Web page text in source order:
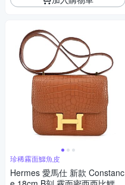
珍稀霧面鱷魚皮
Hermes 愛馬仕 新款 Constanc